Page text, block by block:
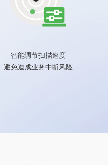
智能调节扫描速度
避免造成业务中断风险